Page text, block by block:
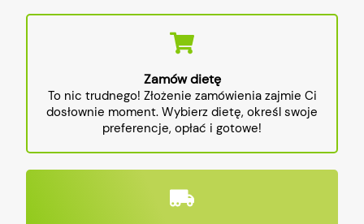
Zamów dietę
To nic trudnego! Złożenie zamówienia zajmie Ci
dosłownie moment. Wybierz dietę, określ swoje
preferencje, opłać i gotowe!